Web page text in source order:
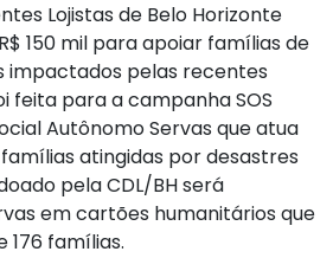
Lojistas de Belo Horizonte
150 mil para apoiar famílias de
impactados pelas recentes
feita para a campanha SOS
Autônomo Servas que atua
atingidas por desastres
pela CDL/BH será
em cartões humanitários que
famílias.